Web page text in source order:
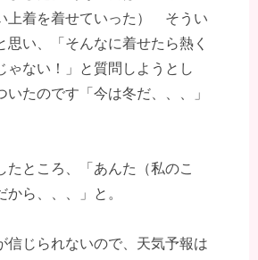
上着を着せていった） そうい
思い、「そんなに着せたら熱く
ゃない！」と質問しようとし
いたのです「今は冬だ、、、」
たところ、「あんた（私のこ
から、、、」と。
信じられないので、天気予報は